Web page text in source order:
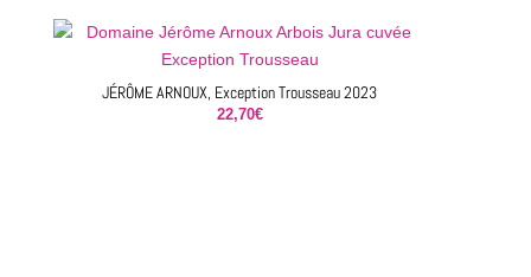
JÉRÔME ARNOUX, Exception Trousseau 2023
22,70€